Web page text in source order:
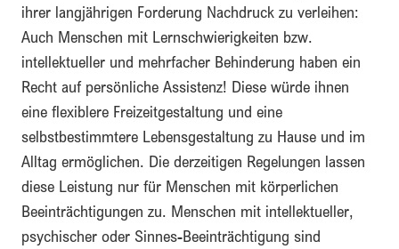
ihrer langjährigen Forderung Nachdruck zu verleihen:
Auch Menschen mit Lernschwierigkeiten bzw.
intellektueller und mehrfacher Behinderung haben ein
Recht auf persönliche Assistenz! Diese würde ihnen
eine flexiblere Freizeitgestaltung und eine
selbstbestimmtere Lebensgestaltung zu Hause und im
Alltag ermöglichen. Die derzeitigen Regelungen lassen
diese Leistung nur für Menschen mit körperlichen
Beeinträchtigungen zu. Menschen mit intellektueller,
psychischer oder Sinnes-Beeinträchtigung sind